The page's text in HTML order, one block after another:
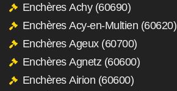
Enchères Achy (60690)
Enchères Acy-en-Multien (60620)
Enchères Ageux (60700)
Enchères Agnetz (60600)
Enchères Airion (60600)